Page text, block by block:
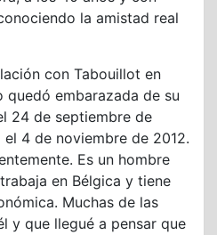
la amistad real
con Tabouillot en
embarazada de su
24 de septiembre de
4 de noviembre de 2012.
Es un hombre
en Bélgica y tiene
Muchas de las
y que llegué a pensar que